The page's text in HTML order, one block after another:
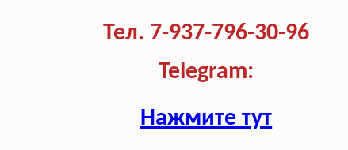
Тел. 7-937-796-30-96
Telegram:
Нажмите тут